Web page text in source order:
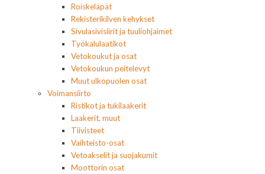
Roiskeläpät
Rekisterikilven kehykset
Sivulasivisiirit ja tuuliohjaimet
Työkalulaatikot
Vetokoukut ja osat
Vetokoukun peitelevyt
Muut ulkopuolen osat
Voimansiirto
Ristikot ja tukilaakerit
Laakerit, muut
Tiivisteet
Vaihteisto-osat
Vetoakselit ja suojakumit
Moottorin osat